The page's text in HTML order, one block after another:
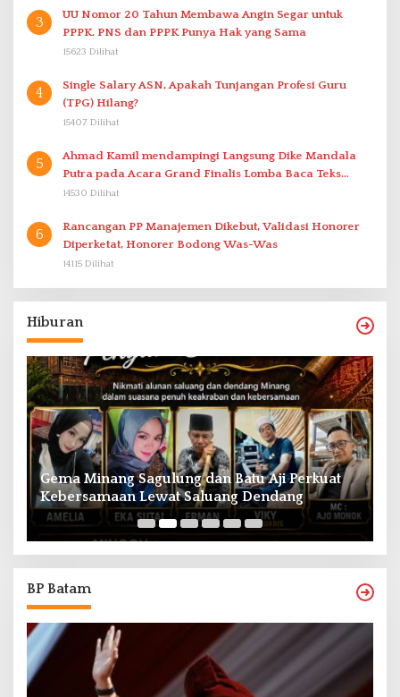
3
UU Nomor 20 Tahun Membawa Angin Segar untuk
PPPK. PNS dan PPPK Punya Hak yang Sama
15623 Dilihat
4
Single Salary ASN, Apakah Tunjangan Profesi Guru
(TPG) Hilang?
15407 Dilihat
5
Ahmad Kamil mendampingi Langsung Dike Mandala
Putra pada Acara Grand Finalis Lomba Baca Teks
Proklamasi Mirip Bung Karno di Bali
14530 Dilihat
6
Rancangan PP Manajemen Dikebut, Validasi Honorer
Diperketat, Honorer Bodong Was-Was
14115 Dilihat
Hiburan
Gema Minang Sagulung dan Batu Aji Perkuat
Kebersamaan Lewat Saluang Dendang
BP Batam